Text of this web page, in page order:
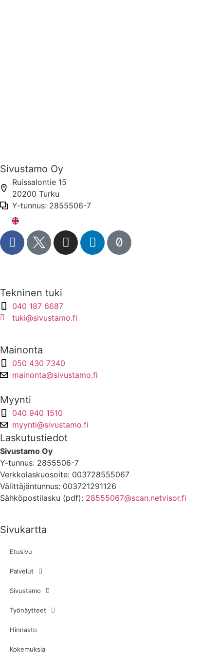
Sivustamo Oy
Ruissalontie 15
20200 Turku
Y-tunnus: 2855506-7
Tekninen tuki
040 187 6687
tuki@sivustamo.fi
Mainonta
050 430 7340
mainonta@sivustamo.fi
Myynti
040 940 1510
myynti@sivustamo.fi
Laskutustiedot
Sivustamo Oy
Y-tunnus: 2855506-7
Verkkolaskuosoite: 003728555067
Välittäjäntunnus: 003721291126
Sähköpostilasku (pdf): 28555067@scan.netvisor.fi
Sivukartta
Etusivu
Palvelut
Sivustamo
Työnäytteet
Hinnasto
Kokemuksia